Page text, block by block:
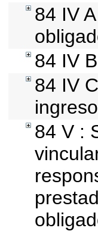
84 IV
84 IV
84 IV
84 V :